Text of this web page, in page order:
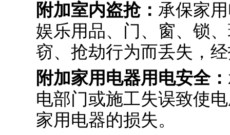
附加室内盗抢： 承保家
娱乐用品、门、窗、锁
窃、抢劫行为而丢失，
附加家用电器用电安全：
电部门或施工失误致使
家用电器的损失。